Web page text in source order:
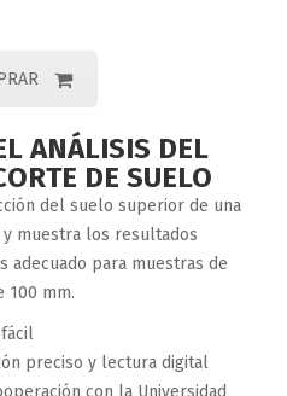
ANÁLISIS DEL
DE SUELO
del suelo superior de una
muestra los resultados
adecuado para muestras de
100 mm.
preciso y lectura digital
con la Universidad